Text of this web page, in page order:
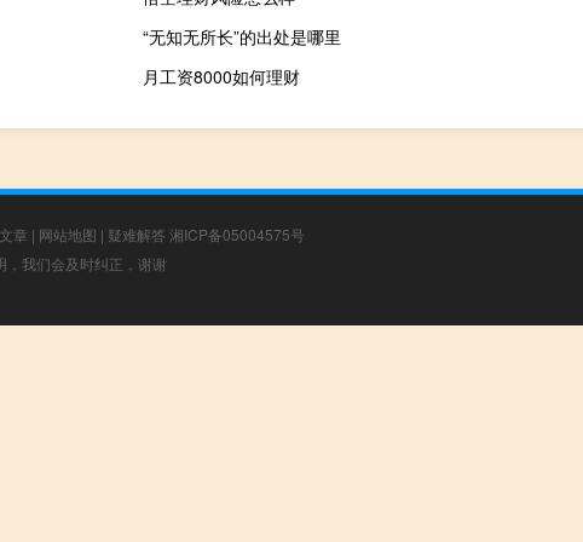
“无知无所长”的出处是哪里
月工资8000如何理财
章 | 网站地图 | 疑难解答 湘ICP备05004575号
我们会及时纠正，谢谢